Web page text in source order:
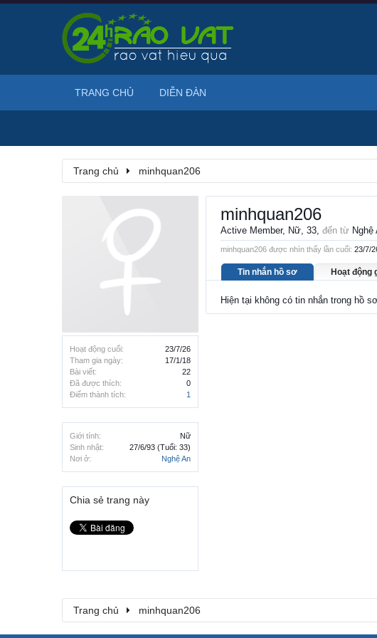
Trang chủ minhquan206
Hoạt động cuối:
23/7/26
Tham gia ngày:
17/1/18
Bài viết:
22
Đã được thích:
0
Điểm thành tích:
1
Giới tính:
Nữ
Sinh nhật:
27/6/93 (Tuổi: 33)
Nơi ở:
Nghệ An
Chia sẻ trang này
minhquan206
Active Member, Nữ, 33, đến từ Nghệ
minhquan206 được nhìn thấy lần cuối: 23/7/
Tin nhắn hồ sơ Hoạt động
Hiện tại không có tin nhắn trong hồ
Trang chủ minhquan206
TRANG CHỦ DIỄN ĐÀN